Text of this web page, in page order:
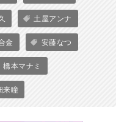
土屋アンナ
金 安藤なつ
橋本マナミ
来瞳